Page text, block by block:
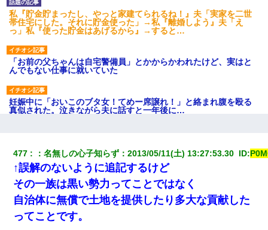
私『貯金貯まったし、やっと家建てられるね！』夫「実家を二世
帯住宅にした。それに貯金使った」→私『離婚しよう』夫「え
っ」私『使った貯金はあげるから』→すると…
「お前の父ちゃんは自宅警備員」とかからかわれたけど、実はと
んでもない仕事に就いていた
妊娠中に「おいこのブタ女！てめー席譲れ！」と絡まれ腹を殴る
真似された。泣きながら夫に話すと一年後に…
義弟より娘たちが大事」旦那「娘たちが成人したら別れよう」私
（は？）
新築の家で。クラクラするくらいの「白粉の匂い」が鼻につくも
嫁＆娘「そんな匂いしない…」ある日、友人奥「素敵なアンティ
ークですね！」俺（！？）
477 ：名無しの心子知らず ：2013/05/11(土) 13:27:53.30 ID:
↑誤解のないように追記するけど
その一族は黒い勢力ってことではなく
自治体に無償で土地を提供したり多大な貢献した
ってことです。